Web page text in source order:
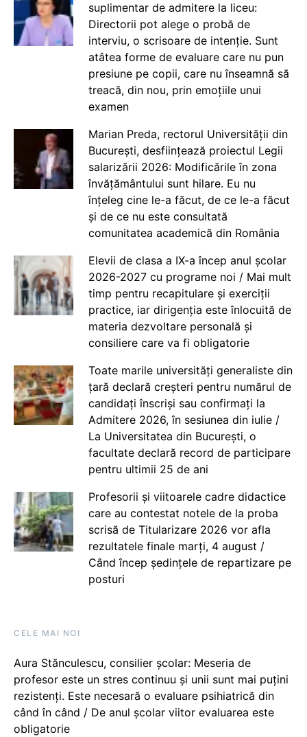
suplimentar de admitere la liceu:
Directorii pot alege o probă de
interviu, o scrisoare de intenție. Sunt
atâtea forme de evaluare care nu pun
presiune pe copii, care nu înseamnă să
treacă, din nou, prin emoțiile unui
examen
Marian Preda, rectorul Universității din
București, desființează proiectul Legii
salarizării 2026: Modificările în zona
învățământului sunt hilare. Eu nu
înțeleg cine le-a făcut, de ce le-a făcut
și de ce nu este consultată
comunitatea academică din România
Elevii de clasa a IX-a încep anul școlar
2026-2027 cu programe noi / Mai mult
timp pentru recapitulare și exerciții
practice, iar dirigenția este înlocuită de
materia dezvoltare personală și
consiliere care va fi obligatorie
Toate marile universități generaliste din
țară declară creșteri pentru numărul de
candidați înscriși sau confirmați la
Admitere 2026, în sesiunea din iulie /
La Universitatea din București, o
facultate declară record de participare
pentru ultimii 25 de ani
Profesorii și viitoarele cadre didactice
care au contestat notele de la proba
scrisă de Titularizare 2026 vor afla
rezultatele finale marți, 4 august /
Când încep ședințele de repartizare pe
posturi
CELE MAI NOI
Aura Stănculescu, consilier școlar: Meseria de
profesor este un stres continuu și unii sunt mai puțini
rezistenți. Este necesară o evaluare psihiatrică din
când în când / De anul școlar viitor evaluarea este
obligatorie